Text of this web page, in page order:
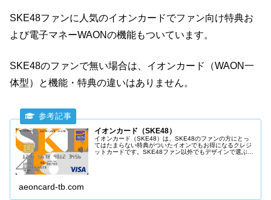
SKE48ファンに人気のイオンカードでファン向け特典お
よび電子マネーWAONの機能もついています。
SKE48のファンで無い場合は、イオンカード（WAON一
体型）と機能・特典の違いはありません。
イオンカード（SKE48）
イオンカード（SKE48）は、SKE48のファンの方にとっ
てはたまらない特典がついたイオンでもお得になるクレジ
ットカードです。SKE48ファン以外でもデザインで選ぶ人
aeoncard-tb.com